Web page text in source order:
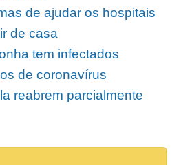
de ajudar os hospitais
de casa
tem infectados
de coronavírus
reabrem parcialmente